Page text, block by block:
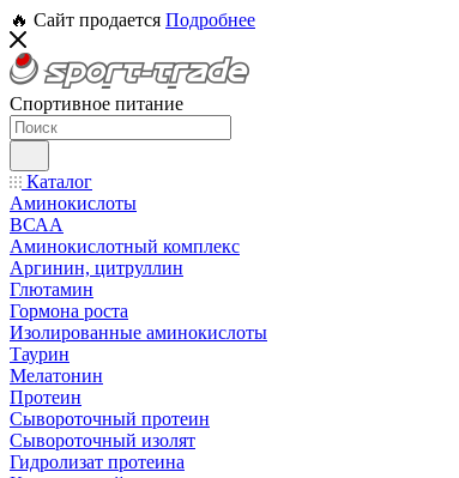
🔥 Сайт продается Подробнее
Спортивное питание
Каталог
Аминокислоты
ВСАА
Аминокислотный комплекс
Аргинин, цитруллин
Глютамин
Гормона роста
Изолированные аминокислоты
Таурин
Мелатонин
Протеин
Сывороточный протеин
Сывороточный изолят
Гидролизат протеина